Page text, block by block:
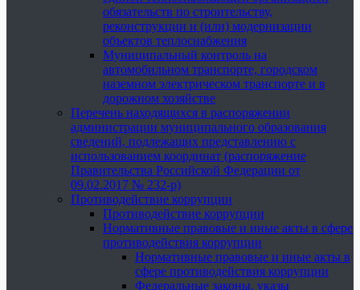
обязательств по строительству,
реконструкции и (или) модернизации
объектов теплоснабжения
Муниципальный контроль на
автомобильном транспорте, городском
наземном электрическом транспорте и в
дорожном хозяйстве
Перечень находящихся в распоряжении
администрации муниципального образования
сведений, подлежащих представлению с
использованием координат (распоряжение
Правительства Российской Федерации от
09.02.2017 № 232-р)
Противодействие коррупции
Противодействие коррупции
Нормативные правовые и иные акты в сфере
противодействия коррупции
Нормативные правовые и иные акты в
сфере противодействия коррупции
Федеральные законы, указы